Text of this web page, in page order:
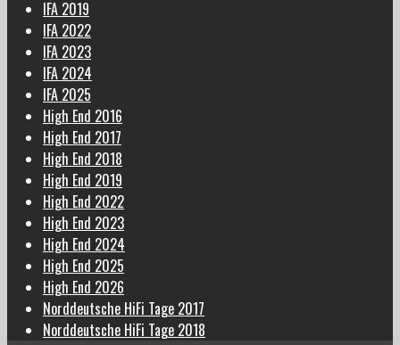
IFA 2019
IFA 2022
IFA 2023
IFA 2024
IFA 2025
High End 2016
High End 2017
High End 2018
High End 2019
High End 2022
High End 2023
High End 2024
High End 2025
High End 2026
Norddeutsche HiFi Tage 2017
Norddeutsche HiFi Tage 2018